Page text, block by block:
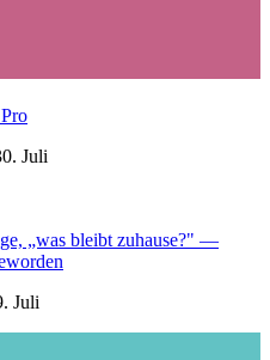
Juli
„was bleibt zuhause?" —
Juli